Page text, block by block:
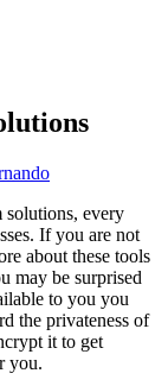
solutions, every
If you are not
about these tools
may be surprised
to you you
the privateness of
it to get
you.